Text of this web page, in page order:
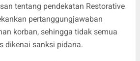
tentang pendekatan Restorative
pertanggungjawaban
korban, sehingga tidak semua
dikenai sanksi pidana.